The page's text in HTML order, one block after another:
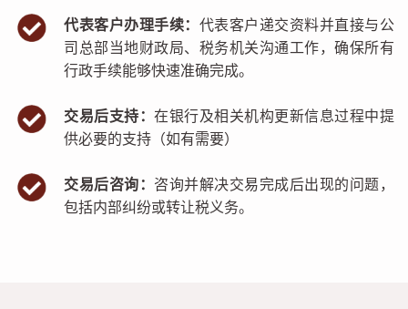
代表客户办理手续： 代表客户递交资料并直接与公
司总部当地财政局、税务机关沟通工作，确保所有
行政手续能够快速准确完成。
交易后支持：在银行及相关机构更新信息过程中提
供必要的支持（如有需要）
交易后咨询： 咨询并解决交易完成后出现的问题，
包括内部纠纷或转让税义务。